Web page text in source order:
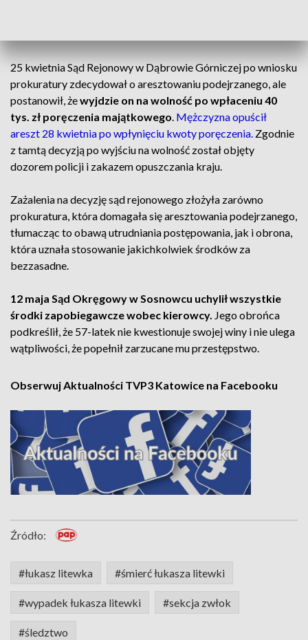
25 kwietnia Sąd Rejonowy w Dąbrowie Górniczej po wniosku
prokuratury zdecydował o aresztowaniu podejrzanego, ale
postanowił, żewyjdzie on na wolność po wpłaceniu 40
tys. zł poręczenia majątkowego. Mężczyzna opuścił
areszt 28 kwietnia po wpłynięciu kwoty poręczenia. Zgodnie
z tamtą decyzją po wyjściu na wolność został objęty
dozorem policji i zakazem opuszczania kraju.
Zażalenia na decyzję sąd rejonowego złożyła zarówno
prokuratura, która domagała się aresztowania podejrzanego,
tłumacząc to obawą utrudniania postępowania, jak i obrona,
która uznała stosowanie jakichkolwiek środków za
bezzasadne.
12 maja Sąd Okręgowy w Sosnowcu uchylił wszystkie
środki zapobiegawcze wobec kierowcy. Jego obrońca
podkreślił, że 57-latek nie kwestionuje swojej winy i nie ulega
wątpliwości, że popełnił zarzucane mu przestępstwo.
Obserwuj Aktualności TVP3 Katowice na Facebooku
Źródło:
#łukasz litewka #śmierć łukasza litewki
#wypadek łukasza litewki #sekcja zwłok
#śledztwo